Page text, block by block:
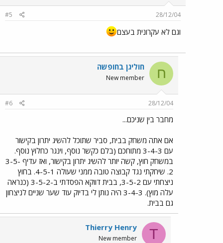
28/12/04
#5
וגם לא עקרונית בעצם
ח חוליגן בחופשה
New member
28/12/04
#6
מחבר בין שניכם...
אם אתה משחק בבית, סביר שתוכל להשיג יתרון בקישור
עם 3-4-3 מתוחכם (בלם כקשר נוסף, וינגר כחלוץ נוסף.
במשחק חוץ, קשה יותר להשיג יתרון בקישור, ואז עדיף 3-5-
2. שיחקתי נגד קבוצה טובה ממני שעולה 4-5-1. בחוץ
ניצחתי עם 3-5-2, בבית דווקא הפסדתי ב-3-5-2 (כנראה
עלה מוץ). 3-4-3 היה נותן לי בדיוק עוד שער שניים לניצחון
גם בבית.
T
Thierry Henry
New member